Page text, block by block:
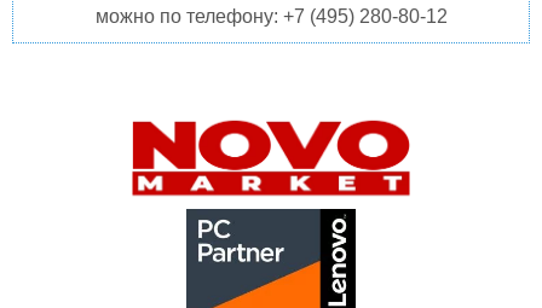
можно по телефону: +7 (495) 280-80-12